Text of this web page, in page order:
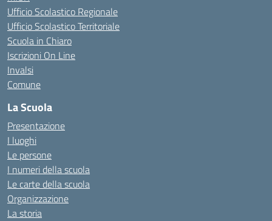
Ufficio Scolastico Regionale
Ufficio Scolastico Territoriale
Scuola in Chiaro
Iscrizioni On Line
Invalsi
Comune
La Scuola
Presentazione
I luoghi
Le persone
I numeri della scuola
Le carte della scuola
Organizzazione
La storia